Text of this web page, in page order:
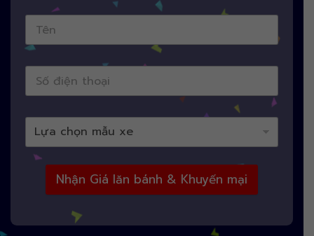
Nhận Giá lăn bánh & Khuyến mại